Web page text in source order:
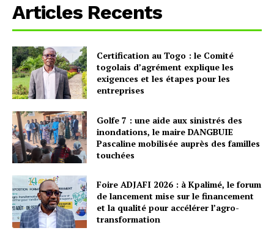
Articles Recents
Certification au Togo : le Comité
togolais d’agrément explique les
exigences et les étapes pour les
entreprises
Golfe 7 : une aide aux sinistrés des
inondations, le maire DANGBUIE
Pascaline mobilisée auprès des familles
touchées
Foire ADJAFI 2026 : à Kpalimé, le forum
de lancement mise sur le financement
et la qualité pour accélérer l’agro-
transformation